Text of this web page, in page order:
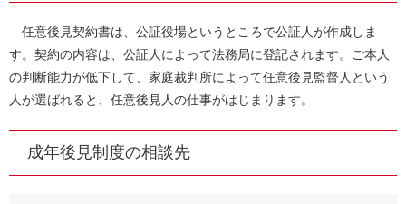
任意後見契約書は、公証役場というところで公証人が作成しま
す。契約の内容は、公証人によって法務局に登記されます。ご本人
の判断能力が低下して、家庭裁判所によって任意後見監督人という
人が選ばれると、任意後見人の仕事がはじまります。
成年後見制度の相談先